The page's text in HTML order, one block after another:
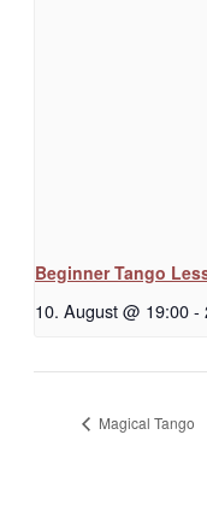
Beginner Tango
10. August @ 19:00-
Magical Tango